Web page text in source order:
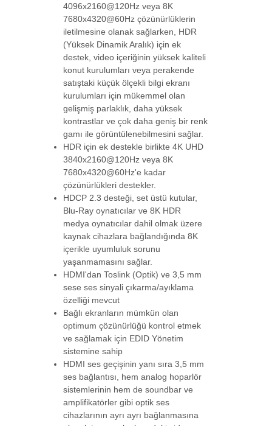
ATEN-VS184B
4-Port True 4K HDMI Splitter
4-Port True 4K -->
ATEN-VS5812
2-Port 8K HDMI Splitter
ATEN-VS82H
2-Port True 4K HDMI Çoklayıcı
2-Port True 4K-->
BS-1616H
Beek HDMI Matrix 16 x 16
16 giriş 16 çıkış
BS-VM-HA0202
Beek 4K HDMI Switch 2x2, HDMI 2.0,
HDCP 2.2
-->
BS-VSP-HA02
Beek 2 Port 4K HDMI Çoklayıcı, HDMI 1.4,
HDCP 1.4-->
4096x2160@120Hz veya 8K
7680x4320@60Hz çözünürlüklerin
iletilmesine olanak sağlarken, HDR
(Yüksek Dinamik Aralık) için ek
destek, video içeriğinin yüksek kaliteli
konut kurulumları veya perakende
satıştaki küçük ölçekli bilgi ekranı
kurulumları için mükemmel olan
gelişmiş parlaklık, daha yüksek
kontrastlar ve çok daha geniş bir renk
gamı ile görüntülenebilmesini sağlar.
HDR için ek destekle birlikte 4K UHD
3840x2160@120Hz veya 8K
7680x4320@60Hz'e kadar
çözünürlükleri destekler.
HDCP 2.3 desteği, set üstü kutular,
Blu-Ray oynatıcılar ve 8K HDR
medya oynatıcılar dahil olmak üzere
kaynak cihazlara bağlandığında 8K
içerikle uyumluluk sorunu
yaşanmamasını sağlar.
HDMI'dan Toslink (Optik) ve 3,5 mm
sese ses sinyali çıkarma/ayıklama
özelliği mevcut
Bağlı ekranların mümkün olan
optimum çözünürlüğü kontrol etmek
ve sağlamak için EDID Yönetim
sistemine sahip
HDMI ses geçişinin yanı sıra 3,5 mm
ses bağlantısı, hem analog hoparlör
sistemlerinin hem de soundbar ve
amplifikatörler gibi optik ses
cihazlarının ayrı ayrı bağlanmasına